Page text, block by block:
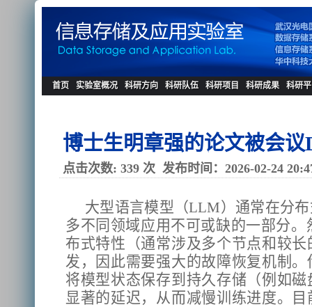
首页 实验室概况 科研方向 科研队伍 科研项目 科研成果 科研
博士生明章强的论文被会议
点击次数: 339 次 发布时间：2026-02-24
大型语言模型（LLM）通常在分
多不同领域应用不可或缺的一部分
布式特性（通常涉及多个节点和较
发，因此需要强大的故障恢复机制
将模型状态保存到持久存储（例如
显著的延迟，从而减慢训练进度。